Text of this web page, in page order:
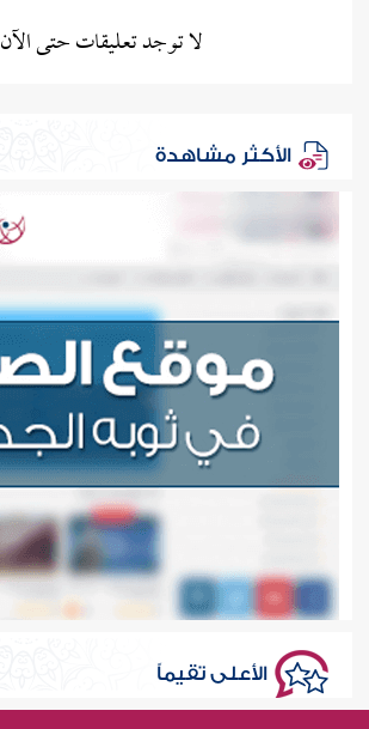
لا توجد تعليقات حتى الآن
الأكثر مشاهدة
الأعلى تقيماً